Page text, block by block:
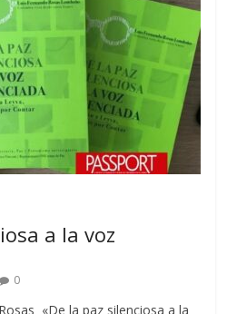
a la voz
0
«De la paz silenciosa a la